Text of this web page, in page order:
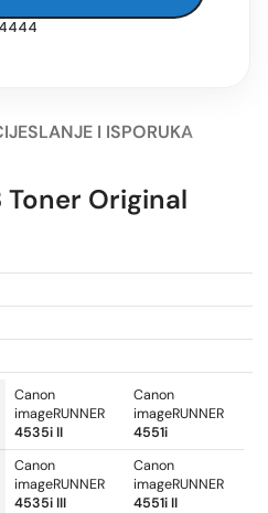
SLANJE I ISPORUKA
Original
Canon
imageRUNNER
4535i II
Canon
imageRUNNER
4551i
Canon
imageRUNNER
4535i III
Canon
imageRUNNER
4551i II